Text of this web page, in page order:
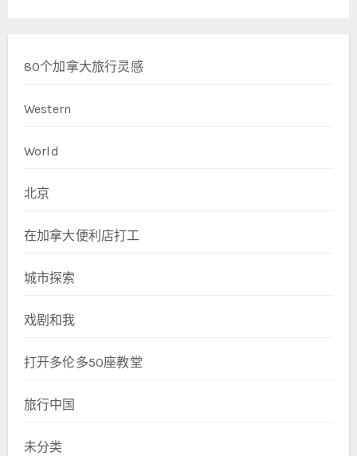
80个加拿大旅行灵感
Western
World
北京
在加拿大便利店打工
城市探索
戏剧和我
打开多伦多50座教堂
旅行中国
未分类